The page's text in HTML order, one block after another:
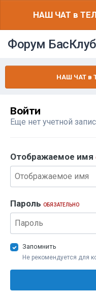
НАШ ЧАТ в
Форум БасКлуб
НАШ ЧАТ в
Войти
Еще нет учетной
Отображаемое имя
Пароль ОБЯЗАТЕЛЬНО
Запомнить
Не рекомендуется для